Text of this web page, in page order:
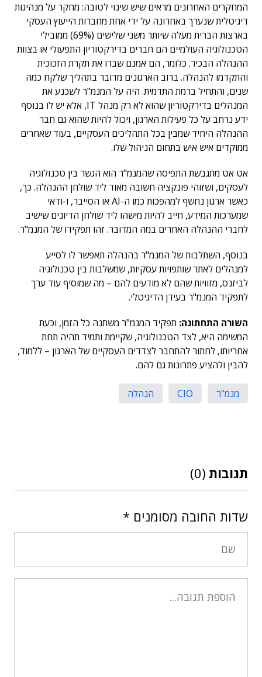
המחקרים האחרונים מראים שיש שינוי לטובה: מחקר על מנהיגות
דיגיטלית שנערך באחרונה על ידי אחת מחברות הייעוץ העסקי
בארצות הברית מעלה שיותר משני שלישים (69%) ממובילי
הטכנולוגיה העולמיים הם חברים בדירקטוריון התפעולי או בצוות
ההנהלה הבכיר. כלומר, הם אמנם שברו את תקרת הזכוכית
והתקדמו להנהלה. ברוב הארגונים מדובר בתהליך שלקח כמה
שנים, והתחיל ברמת התדמית. היה על המנמ"ר לשכנע את
המנהלים בדירקטוריון שהוא לא רק מנהל IT, אלא יש לו בנוסף
ידע נרחב על כל פעילות הארגון, ויכול להיות שהוא גם חבר
ההנהלה היחיד שמבין בכל התהליכים העסקיים, בעוד שאחרים
ממוקדים איש איש בתחום הניהול שלו.
אט אט מתגבשת התפיסה שהמנמ"ר הוא הגשר בין טכנולוגיה
לעסקים, ושזוהי פונקציה חשובה מאוד ליד שולחן ההנהלה. כך,
כאשר ארגון נחשף למהפכות כמו ה-AI או הסייבר, ו-ודאי
שמערכות המידע, חייב להיות מישהו ליד שולחן הדיונים שישיב
לחברי ההנהלה האחרים במה המדובר. זהו תפקידו של המנמ"ר.
בנוסף, השתלבות של המנמ"ר בהנהלה תאפשר לו לסייע
למנהלים לאתר שותפויות עסקיות, שמשלבות בין טכנולוגיה
לביזנס, מזוויות שהם לא מודעים להם – מה שמוסיף עוד ערך
לתפקיד המנמ"ר בעידן הדיגיטלי.
השורה התחתונה: תפקיד המנמ"ר משתנה כל הזמן, וכעת
המשימה היא, לצד הטכנולוגיה, שקיימת ותמיד תהיה תחת
אחריותו, לחתור להתחבר לצדדים העסקיים של הארגון – ללמוד,
להבין ולהציע פתרונות גם להם.
מנמ"ר CIO הנהלה
תגובות (0)
שדות החובה מסומנים *